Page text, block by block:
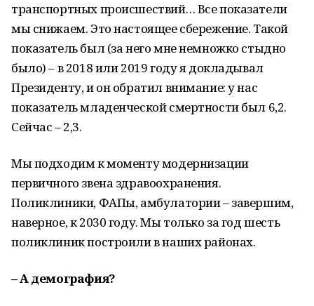
транспортных происшествий… Все показатели
мы снижаем. Это настоящее сбережение. Такой
показатель был (за него мне немножко стыдно
было) – в 2018 или 2019 году я докладывал
Президенту, и он обратил внимание: у нас
показатель младенческой смертности был 6,2.
Сейчас – 2,3.
Мы подходим к моменту модернизации
первичного звена здравоохранения.
Поликлиники, ФАПы, амбулатории – завершим,
наверное, к 2030 году. Мы только за год шесть
поликлиник построили в наших районах.
– А демография?